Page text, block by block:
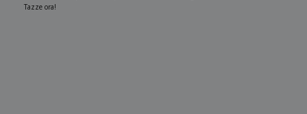
Tazze ora!